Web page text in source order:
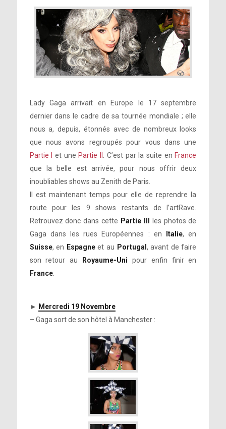
Lady Gaga arrivait en Europe le 17 septembre
dernier dans le cadre de sa tournée mondiale ; elle
nous a, depuis, étonnés avec de nombreux looks
que nous avons regroupés pour vous dans une
Partie I
et une Partie II . C’est par la suite en France
que la belle est arrivée, pour nous offrir deux
inoubliables shows au Zenith de Paris.
Il est maintenant temps pour elle de reprendre la
route pour les 9 shows restants de l’artRave.
Retrouvez donc dans cette Partie III
les photos de
Gaga dans les rues Européennes : en
Italie, en
Suisse, en Espagneet au Portugal , avant de faire
son retour au
Royaume-Uni pour enfin finir en
France.
► Mercredi 19 Novembre
– Gaga sort de son hôtel à Manchester :